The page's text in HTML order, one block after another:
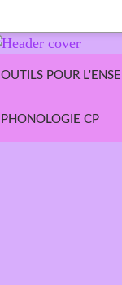
OUTILS POUR
PHONOLOGIE CP